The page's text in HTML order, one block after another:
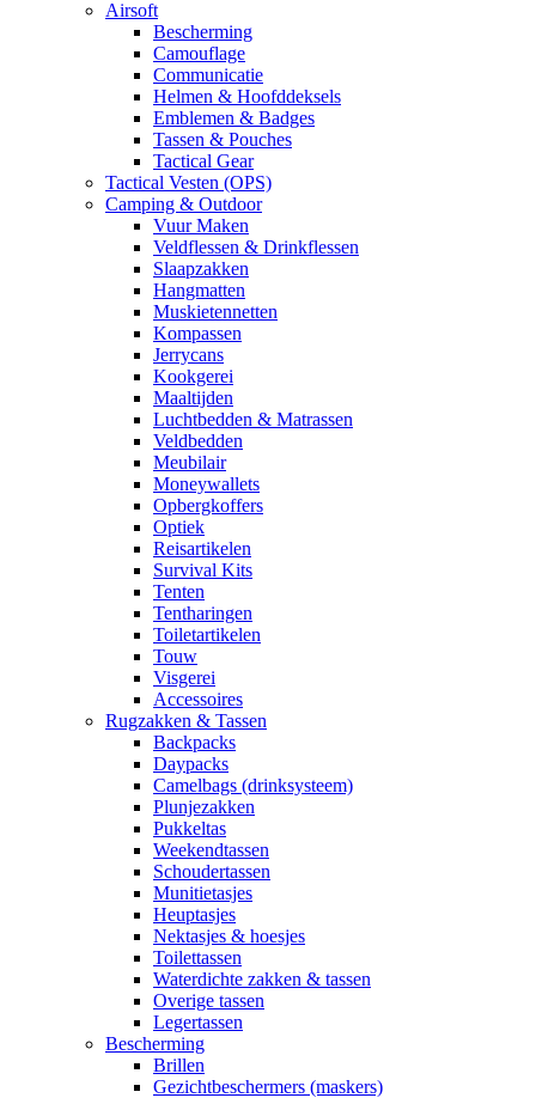
Airsoft
Bescherming
Camouflage
Communicatie
Helmen & Hoofddeksels
Emblemen & Badges
Tassen & Pouches
Tactical Gear
Tactical Vesten (OPS)
Camping & Outdoor
Vuur Maken
Veldflessen & Drinkflessen
Slaapzakken
Hangmatten
Muskietennetten
Kompassen
Jerrycans
Kookgerei
Maaltijden
Luchtbedden & Matrassen
Veldbedden
Meubilair
Moneywallets
Opbergkoffers
Optiek
Reisartikelen
Survival Kits
Tenten
Tentharingen
Toiletartikelen
Touw
Visgerei
Accessoires
Rugzakken & Tassen
Backpacks
Daypacks
Camelbags (drinksysteem)
Plunjezakken
Pukkeltas
Weekendtassen
Schoudertassen
Munitietasjes
Heuptasjes
Nektasjes & hoesjes
Toilettassen
Waterdichte zakken & tassen
Overige tassen
Legertassen
Bescherming
Brillen
Gezichtbeschermers (maskers)